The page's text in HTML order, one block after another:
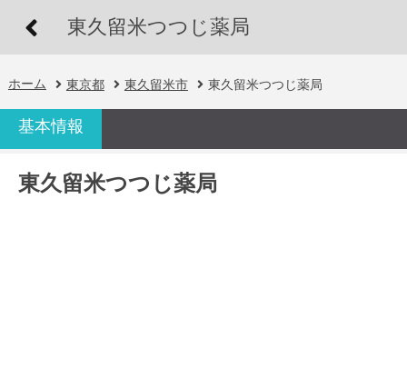
東久留米つつじ薬局
ホーム 東京都 東久留米市 東久留米つつじ薬局
基本情報
東久留米つつじ薬局